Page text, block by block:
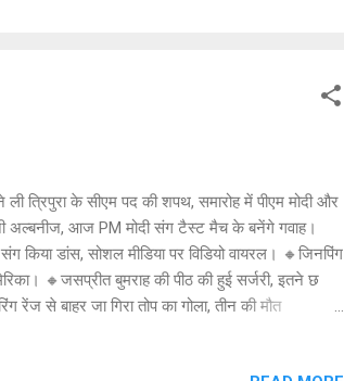
त्रिपुरा के सीएम पद की शपथ, समारोह में पीएम मोदी और
अल्बनीज, आज PM मोदी संग टैस्ट मैच के बनेंगे गवाह।
किया डांस, सोशल मीडिया पर विडियो वायरल। 🔸जिनपिंग
🔸जसप्रीत बुमराह की पीठ की हुई सर्जरी, इतने छ
रेंज से बाहर जा गिरा तोप का गोला, तीन की मौत